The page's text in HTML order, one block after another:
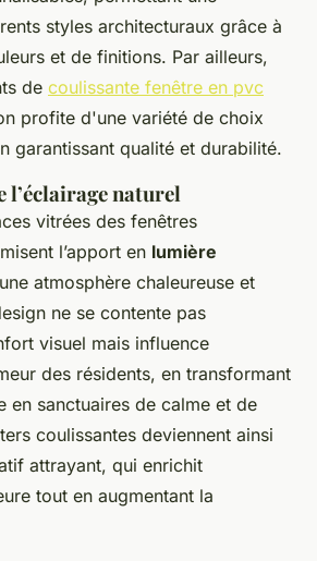
styles architecturaux grâce à
et de finitions. Par ailleurs,
de coulissante fenêtre en pvc
profite d'une variété de choix
garantissant qualité et durabilité.
naturel
vitrées des fenêtres
l’apport en lumière
atmosphère chaleureuse et
ne se contente pas
visuel mais influence
des résidents, en transformant
en sanctuaires de calme et de
coulissantes deviennent ainsi
attrayant, qui enrichit
tout en augmentant la